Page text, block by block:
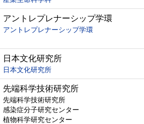
アントレプレナーシップ学環
アントレプレナーシップ学環
日本文化研究所
日本文化研究所
先端科学技術研究所
先端科学技術研究所
感染症分子研究センター
植物科学研究センター